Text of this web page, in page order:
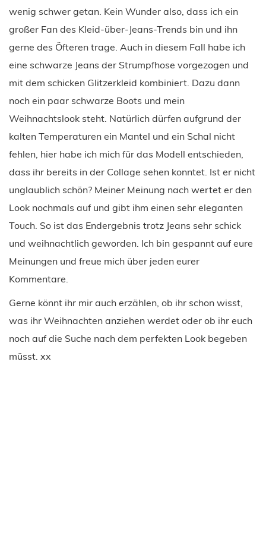
wenig schwer getan. Kein Wunder also, dass ich ein
großer Fan des Kleid-über-Jeans-Trends bin und ihn
gerne des Öfteren trage. Auch in diesem Fall habe ich
eine schwarze Jeans der Strumpfhose vorgezogen und
mit dem schicken Glitzerkleid kombiniert. Dazu dann
noch ein paar schwarze Boots und mein
Weihnachtslook steht. Natürlich dürfen aufgrund der
kalten Temperaturen ein Mantel und ein Schal nicht
fehlen, hier habe ich mich für das Modell entschieden,
dass ihr bereits in der Collage sehen konntet. Ist er nicht
unglaublich schön? Meiner Meinung nach wertet er den
Look nochmals auf und gibt ihm einen sehr eleganten
Touch. So ist das Endergebnis trotz Jeans sehr schick
und weihnachtlich geworden. Ich bin gespannt auf eure
Meinungen und freue mich über jeden eurer
Kommentare.
Gerne könnt ihr mir auch erzählen, ob ihr schon wisst,
was ihr Weihnachten anziehen werdet oder ob ihr euch
noch auf die Suche nach dem perfekten Look begeben
müsst. xx